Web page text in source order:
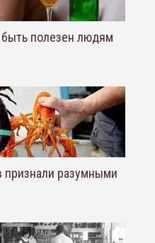
полезен людям
признали разумными